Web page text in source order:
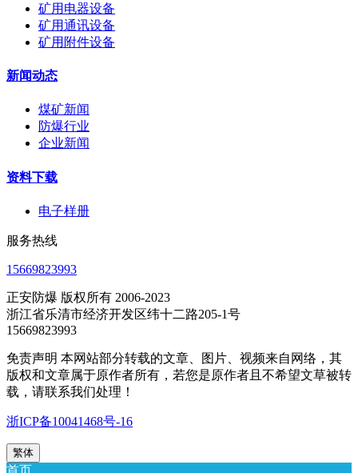
矿用电器设备
矿用通讯设备
矿用附件设备
新闻动态
煤矿新闻
防爆行业
企业新闻
资料下载
电子样册
服务热线
15669823993
正安防爆 版权所有 2006-2023
浙江省乐清市经济开发区纬十二路205-1号
15669823993
免责声明 本网站部分转载的文章、图片、视频来自网络，其
版权和文章属于原作者所有，若您是原作者且不希望文草被转
载，请联系我们处理！
浙ICP备10041468号-16
繁体
首页